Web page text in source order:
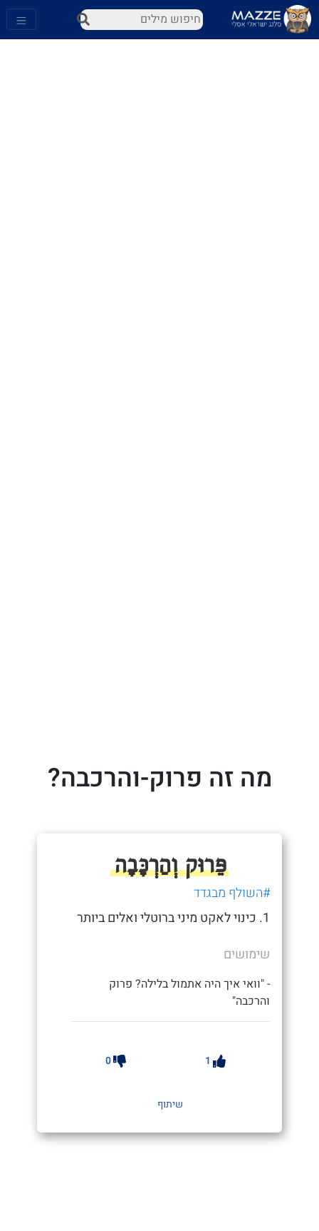
מה זה פרוק-והרכבה?
פֵּרוּק וְהַרְכָּבָה
#השולף מבגדד
1. כינוי לאקט מיני ברוטלי ואלים ביותר
שימושים
- "וואי איך היה אתמול בלילה? פרוק
והרכבה"
1
0
שיתוף